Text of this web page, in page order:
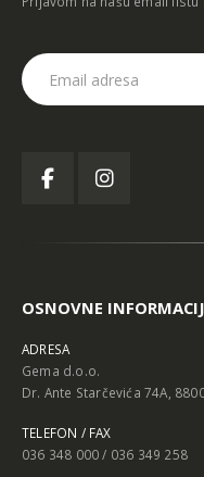
OSNOVNE
ADRESA
Gema d.o.o.
Dr. Ante Starčevića 74A,
TELEFON / FAX
036 348 000 / 036 349 258